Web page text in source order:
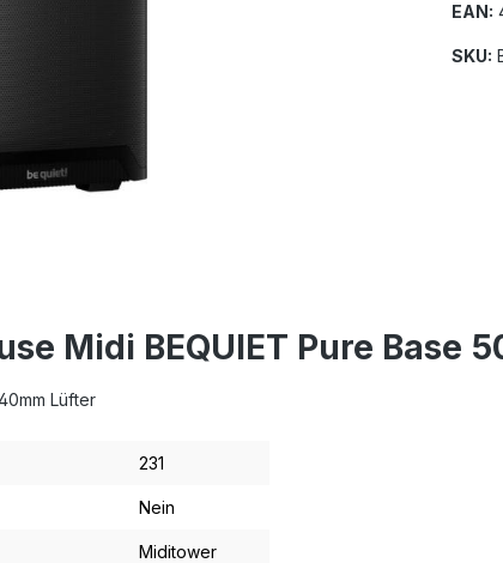
EAN:
SKU:
Midi BEQUIET Pure Base
Lüfter
231
Nein
Miditower